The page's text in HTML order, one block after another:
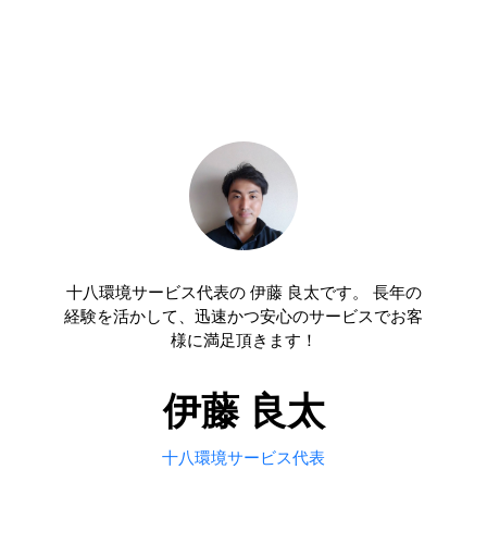
十八環境サービス代表の 伊藤 良太です。 長年の
経験を活かして、迅速かつ安心のサービスでお客
様に満足頂きます！
伊藤 良太
十八環境サービス代表